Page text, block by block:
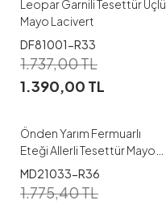
Leopar Garnili Tesettür Üçlü
Mayo Lacivert
DF81001-R33
1.737,00TL
1.390,00 TL
38 40 42
Önden Yarım Fermuarlı
Eteği Allerli Tesettür Mayo
Leopar
MD21033-R36
1.775,40TL